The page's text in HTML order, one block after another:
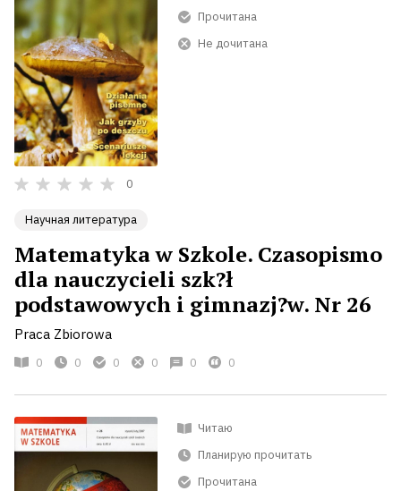
Прочитана
Не дочитана
0
Научная литература
Matematyka w Szkole. Czasopismo
dla nauczycieli szk?ł
podstawowych i gimnazj?w. Nr 26
Praca Zbiorowa
0 0 0 0 0 0
Читаю
Планирую прочитать
Прочитана